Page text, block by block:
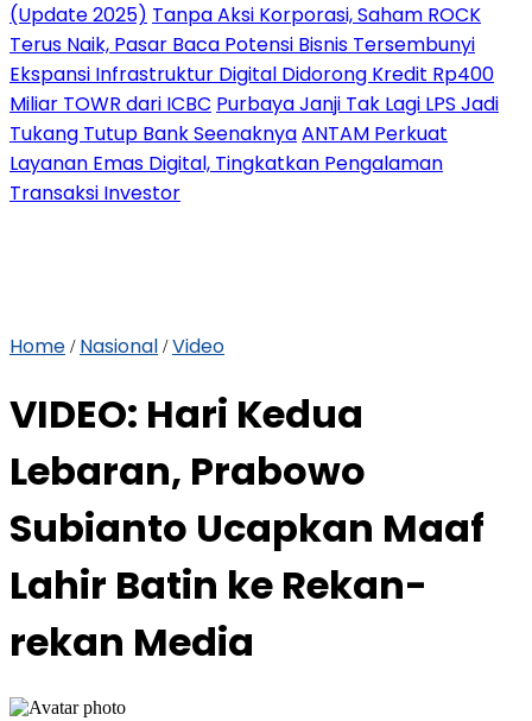
(Update 2025) Tanpa Aksi Korporasi, Saham ROCK
Terus Naik, Pasar Baca Potensi Bisnis Tersembunyi
Ekspansi Infrastruktur Digital Didorong Kredit Rp400
Miliar TOWR dari ICBC Purbaya Janji Tak Lagi LPS Jadi
Tukang Tutup Bank SeenaknyaANTAM Perkuat
Layanan Emas Digital, Tingkatkan Pengalaman
Transaksi Investor
Home / Nasional /Video
VIDEO: Hari Kedua
Lebaran, Prabowo
Subianto Ucapkan Maaf
Lahir Batin ke Rekan-
rekan Media